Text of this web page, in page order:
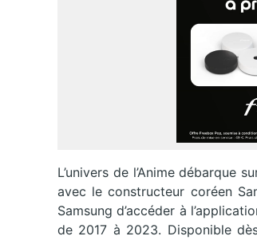
L’univers de l’Anime débarque
avec le constructeur coréen
Samsung d’accéder à
de 2017 à 2023. Disponible